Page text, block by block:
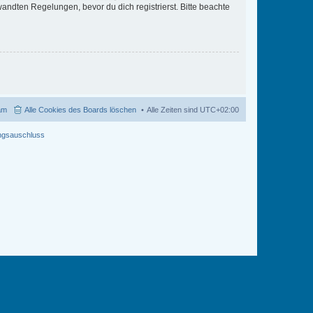
Regelungen, bevor du dich registrierst. Bitte beachte
Alle Zeiten sind UTC+02:00
Alle Cookies des Boards löschen